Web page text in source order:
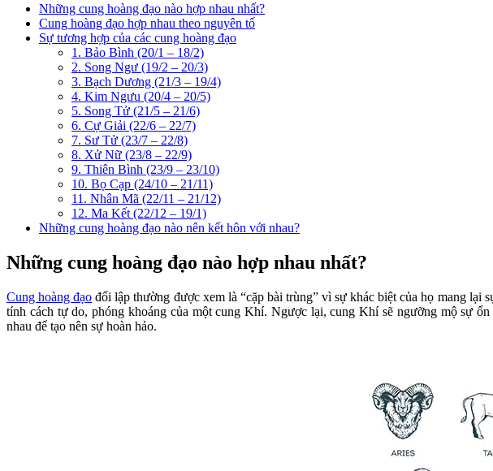
Những cung hoàng đạo nào hợp nhau nhất?
Cung hoàng đạo hợp nhau theo nguyên tố
Sự tương hợp của các cung hoàng đạo
1. Bảo Bình (20/1 – 18/2)
2. Song Ngư (19/2 – 20/3)
3. Bạch Dương (21/3 – 19/4)
4. Kim Ngưu (20/4 – 20/5)
5. Song Tử (21/5 – 21/6)
6. Cự Giải (22/6 – 22/7)
7. Sư Tử (23/7 – 22/8)
8. Xử Nữ (23/8 – 22/9)
9. Thiên Bình (23/9 – 23/10)
10. Bọ Cạp (24/10 – 21/11)
11. Nhân Mã (22/11 – 21/12)
12. Ma Kết (22/12 – 19/1)
Những cung hoàng đạo nào nên kết hôn với nhau?
Những cung hoàng đạo nào hợp nhau nhất?
Cung hoàng đạo đối lập thường được xem là “cặp bài trùng” vì sự khác biệt của họ mang
tính cách tự do, phóng khoáng của một cung Khí. Ngược lại, cung Khí sẽ ngưỡng mộ sự
nhau để tạo nên sự hoàn hảo.